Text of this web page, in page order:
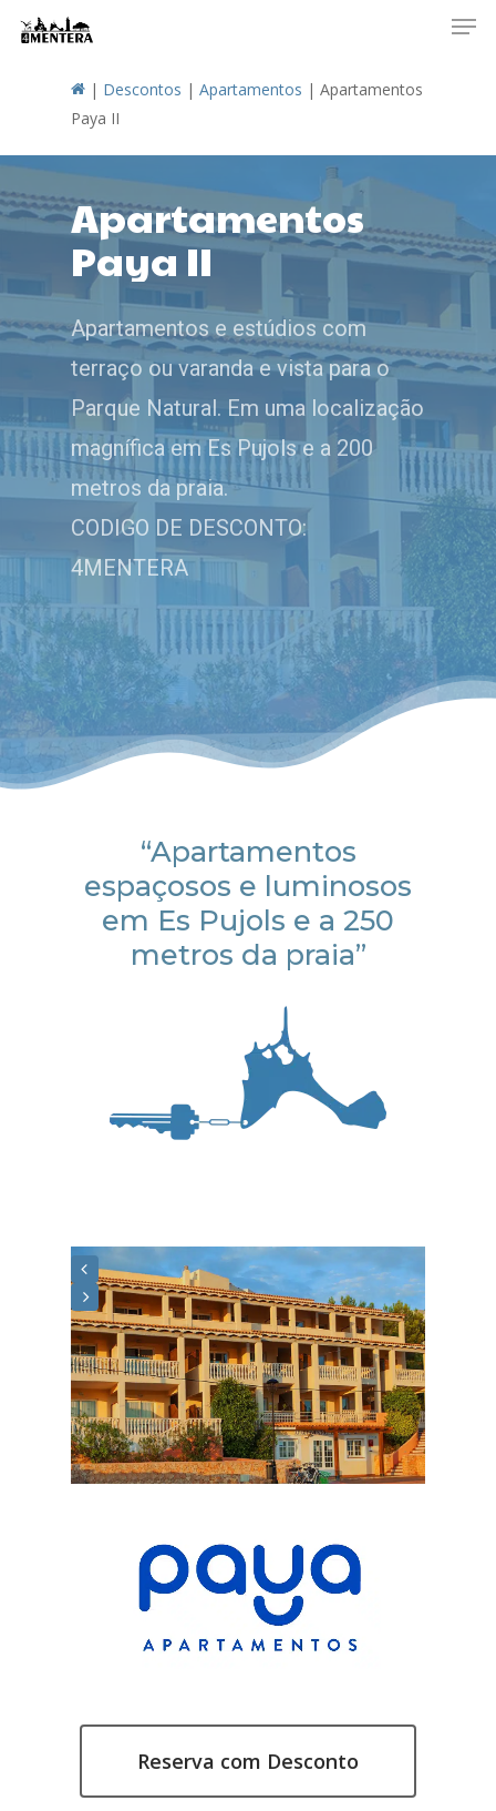
| Descontos | Apartamentos | Apartamentos
Paya II
Apartamentos
Paya II
Apartamentos e estúdios com
terraço ou varanda e vista para o
Parque Natural. Em uma localização
magnífica em Es Pujols e a 200
metros da praia.
CODIGO DE DESCONTO:
4MENTERA
“Apartamentos
espaçosos e luminosos
em Es Pujols e a 250
metros da praia”
Reserva com Desconto